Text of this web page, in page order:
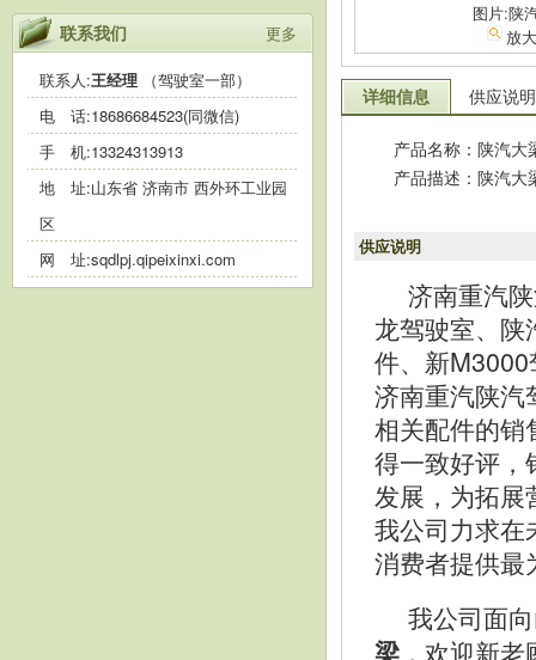
更多
联系我们
联系人:王经理 （驾驶室一部）
电 话:18686684523(同微信)
手 机:13324313913
地 址:山东省 济南市 西外环工业园
区
网 址:sqdlpj.qipeixinxi.com
图片:陕
放
详细信息 供应说明
产品名称：陕汽大
产品描述：陕汽大
供应说明
济南重汽
龙驾驶室、
件、新
济南重汽陕汽
相关配件的销
得一致好评，
发展，为拓
我公司力求在
消费者提供最
我公司面
梁 ，欢迎新